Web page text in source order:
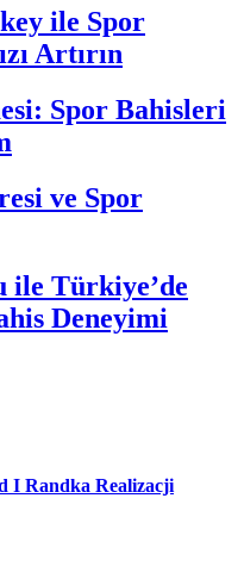
ile Spor
Artırın
Spor Bahisleri
ve Spor
ile Türkiye’de
Deneyimi
I Randka Realizacji